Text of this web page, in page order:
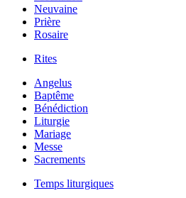
Neuvaine
Prière
Rosaire
Rites
Angelus
Baptême
Bénédiction
Liturgie
Mariage
Messe
Sacrements
Temps liturgiques